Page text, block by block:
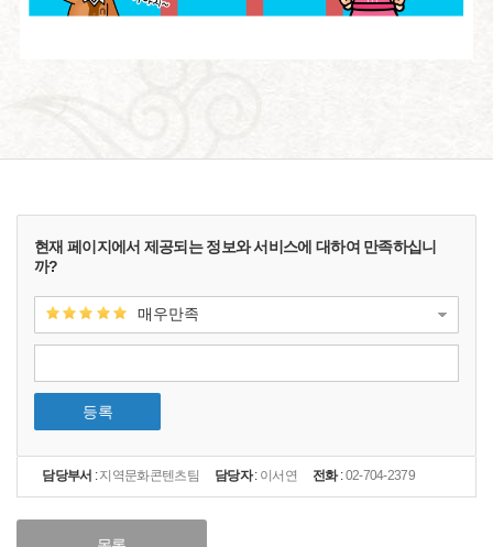
현재 페이지에서 제공되는 정보와 서비스에 대하여 만족하십니
까?
매우만족
등록
담당부서 :지역문화콘텐츠팀 담당자: 이서연 전화:02-704-2379